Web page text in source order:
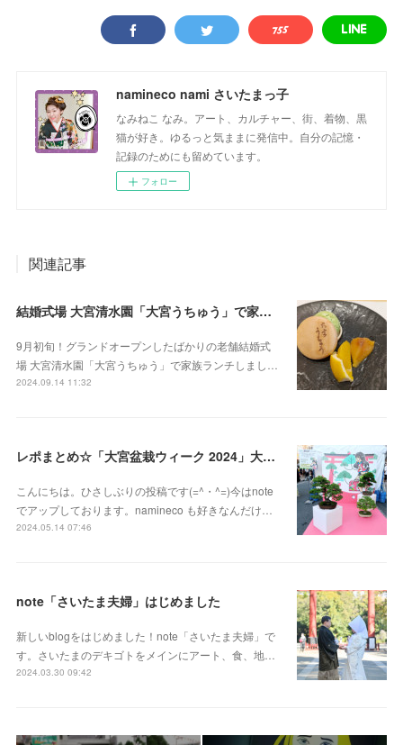
namineco nami さいたまっ子
なみねこ なみ。アート、カルチャー、街、着物、黒
猫が好き。ゆるっと気ままに発信中。自分の記憶・
記録のためにも留めています。
フォロー
関連記事
結婚式場 大宮清水園「大宮うちゅう」で家族ランチ☆武蔵一宮氷川神社へ参拝
9月初旬！グランドオープンしたばかりの老舗結婚式
場 大宮清水園「大宮うちゅう」で家族ランチしまし…
2024.09.14 11:32
レポまとめ☆「大宮盆栽ウィーク 2024」大盆栽まつり、おおみや盆栽まつりにいってきた
こんにちは。ひさしぶりの投稿です(=^・^=)今はnote
でアップしております。namineco も好きなんだけ…
2024.05.14 07:46
note「さいたま夫婦」はじめました
新しいblogをはじめました！note「さいたま夫婦」で
す。さいたまのデキゴトをメインにアート、食、地…
2024.03.30 09:42